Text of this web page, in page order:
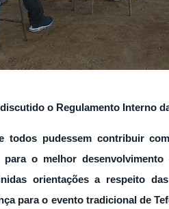
o Regulamento Interno
todos pudessem contribuir
o melhor
orientações a respeito
para o evento tradicional de